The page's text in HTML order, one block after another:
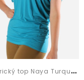
A
symetrický top Naya Turquoise